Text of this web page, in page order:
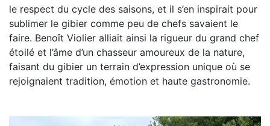
le respect du cycle des saisons, et il s’en inspirait pour
sublimer le gibier comme peu de chefs savaient le
faire. Benoît Violier alliait ainsi la rigueur du grand chef
étoilé et l’âme d’un chasseur amoureux de la nature,
faisant du gibier un terrain d’expression unique où se
rejoignaient tradition, émotion et haute gastronomie.